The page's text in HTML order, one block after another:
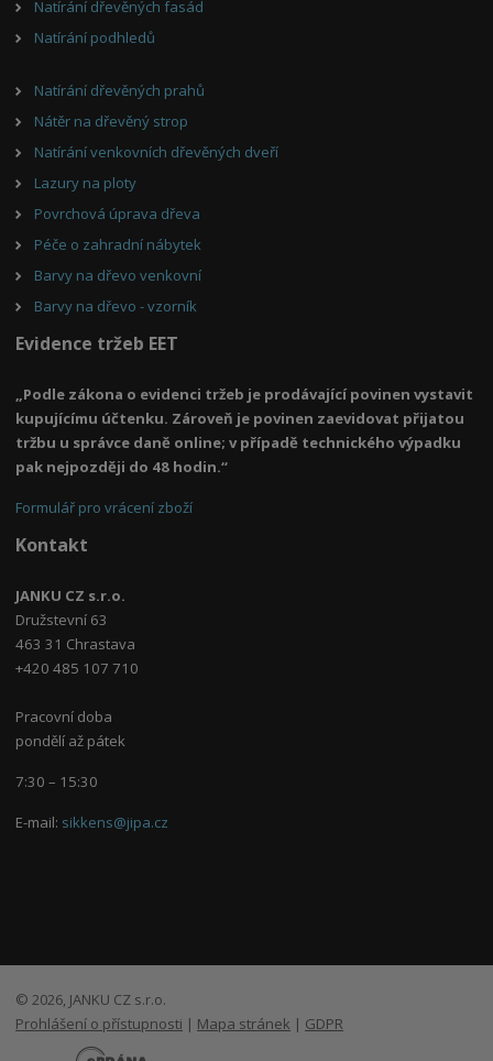
Natírání dřevěných fasád
Natírání podhledů
Natírání dřevěných prahů
Nátěr na dřevěný strop
Natírání venkovních dřevěných dveří
Lazury na ploty
Povrchová úprava dřeva
Péče o zahradní nábytek
Barvy na dřevo venkovní
Barvy na dřevo - vzorník
Evidence tržeb EET
„Podle zákona o evidenci tržeb je prodávající povinen vystavit
kupujícímu účtenku. Zároveň je povinen zaevidovat přijatou
tržbu u správce daně online; v případě technického výpadku
pak nejpozději do 48 hodin.“
Formulář pro vrácení zboží
Kontakt
JANKU CZ s.r.o.
Družstevní 63
463 31 Chrastava
+420 485 107 710
Pracovní doba
pondělí až pátek
7:30 – 15:30
E-mail: sikkens@jipa.cz
© 2026, JANKU CZ s.r.o.
Prohlášení o přístupnosti | Mapa stránek | GDPR